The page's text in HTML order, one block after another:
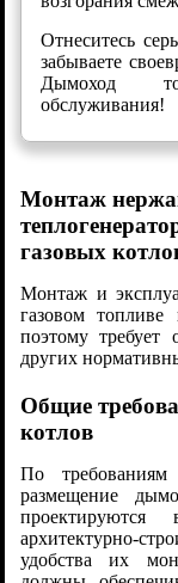
Отнеситесь
забываете
Дымоход
обслуживания!
Монтаж
газовых
Монтаж и
газовом топливе
поэтому требует
других
Общие
котлов
По
размещение
архитектурно-
удобства их